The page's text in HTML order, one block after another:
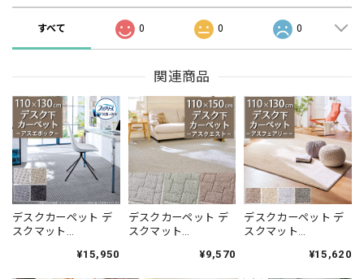
すべて 0 0 0
関連商品
デスクカーペット デ
スクマット
ーズ カーペット「消
¥15,950
デスクカーペット デ
スクマット
薬との技術協力によ
¥9,570
デスクカーペット デ
スクマット
性と強力なはっ水性
¥15,620